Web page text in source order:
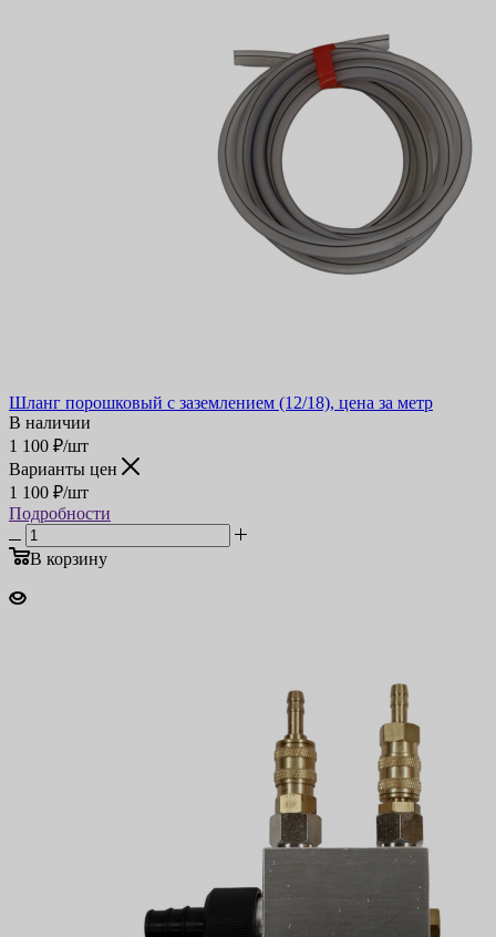
Шланг порошковый с заземлением (12/18), цена за метр
В наличии
1 100 ₽/шт
Варианты цен
1 100 ₽/шт
Подробности
В корзину